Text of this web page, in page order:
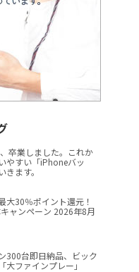
卒業しました。これか
やすい「iPhoneバッ
きます。
大30％ポイント還元！
ャンペーン 2026年8月
300台即日納品、ビック
大ファインプレー」